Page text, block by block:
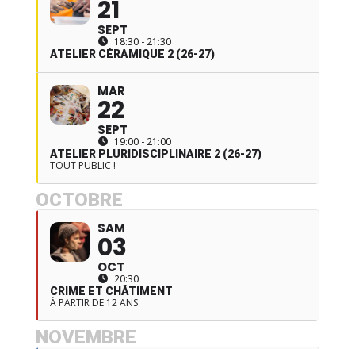
21
SEPT
18:30 - 21:30
ATELIER CÉRAMIQUE 2 (26-27)
MAR
22
SEPT
19:00 - 21:00
ATELIER PLURIDISCIPLINAIRE 2 (26-27)
TOUT PUBLIC !
OCTOBRE
SAM
03
OCT
20:30
CRIME ET CHÂTIMENT
À PARTIR DE 12 ANS
NOVEMBRE